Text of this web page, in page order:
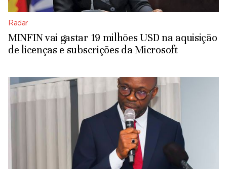
Radar
MINFIN vai gastar 19 milhões USD na aquisição
de licenças e subscrições da Microsoft